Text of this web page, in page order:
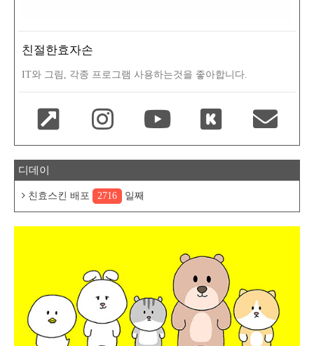
친절한효자손
IT와 그림, 각종 프로그램 사용하는것을 좋아합니다.
디데이
친효스킨 배포 2716 일째